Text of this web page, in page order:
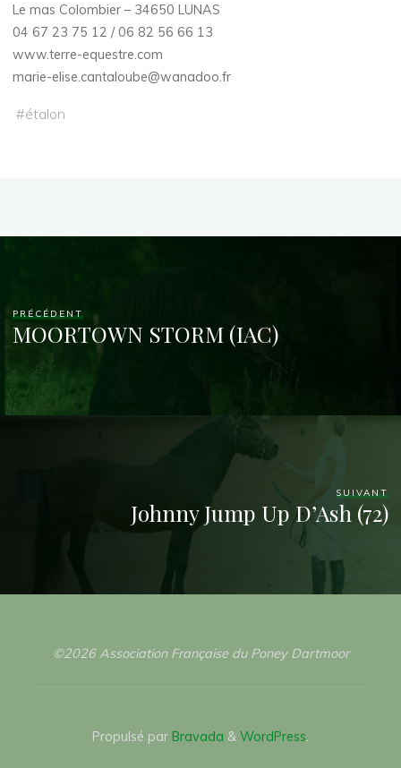
Le mas Colombier – 34650 LUNAS
04 67 23 75 12 / 06 82 56 66 13
www.terre-equestre.com
marie-elise.cantaloube@wanadoo.fr
#étalon
PRÉCÉDENT
MOORTOWN STORM (IAC)
SUIVANT
Johnny Jump Up D’Ash (72)
©2026 Association Française du Poney Dartmoor
Propulsé par Bravada & WordPress.